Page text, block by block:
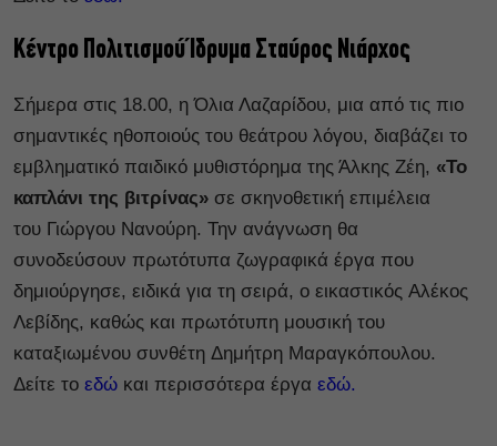
Κέντρο Πολιτισμού Ίδρυμα Σταύρος Νιάρχος
Σήμερα στις 18.00, η Όλια Λαζαρίδου, μια από τις πιο
σημαντικές ηθοποιούς του θεάτρου λόγου, διαβάζει το
εμβληματικό παιδικό μυθιστόρημα της Άλκης Ζέη, «Το
καπλάνι της βιτρίνας» σε σκηνοθετική επιμέλεια
του Γιώργου Νανούρη. Την ανάγνωση θα
συνοδεύσουν πρωτότυπα ζωγραφικά έργα που
δημιούργησε, ειδικά για τη σειρά, ο εικαστικός Αλέκος
Λεβίδης, καθώς και πρωτότυπη μουσική του
καταξιωμένου συνθέτη Δημήτρη Μαραγκόπουλου.
Δείτε το εδώ και περισσότερα έργα εδώ.